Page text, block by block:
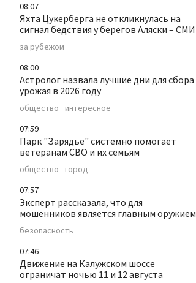
08:07
Яхта Цукерберга не откликнулась на
сигнал бедствия у берегов Аляски – СМИ
за рубежом
08:00
Астролог назвала лучшие дни для сбора
урожая в 2026 году
общество интересное
07:59
Парк "Зарядье" системно помогает
ветеранам СВО и их семьям
общество город
07:57
Эксперт рассказала, что для
мошенников является главным оружием
безопасность
07:46
Движение на Калужском шоссе
ограничат ночью 11 и 12 августа